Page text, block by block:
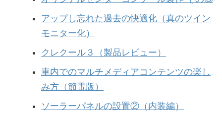
アップし忘れた過去の快適化（真のツイン
モニター化）
クレクール３（製品レビュー）
車内でのマルチメディアコンテンツの楽し
み方（節電版）
ソーラーパネルの設置②（内装編）